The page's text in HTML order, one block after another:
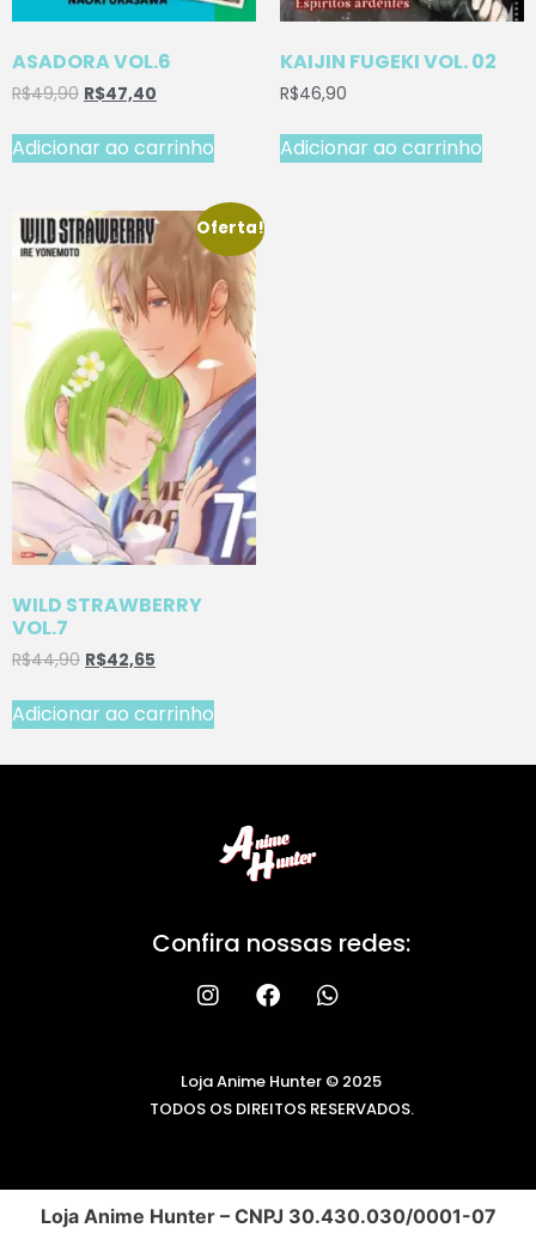
ASADORA VOL.6
R$49,90 R$47,40
Adicionar ao carrinho
KAIJIN FUGEKI VOL. 02
R$46,90
Adicionar ao carrinho
Oferta!
WILD STRAWBERRY
VOL.7
R$44,90 R$42,65
Adicionar ao carrinho
Confira nossas redes:
Loja Anime Hunter © 2025
TODOS OS DIREITOS RESERVADOS.
Loja Anime Hunter – CNPJ 30.430.030/0001-07